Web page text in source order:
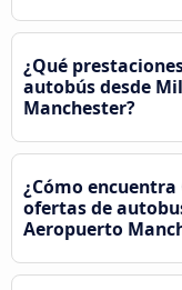
¿Qué
autobús desde
Manchester?
¿Cómo
ofertas de
Aeropuerto